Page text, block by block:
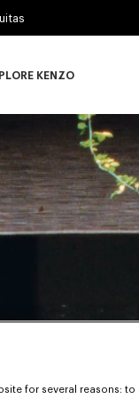
subcategories
KENZO
EXPLORE KENZO
for several reasons: to